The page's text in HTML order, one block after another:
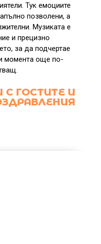
Тук емоциите
позволени, а
Музиката е
и прецизно
за да подчертае
момента още по-
С ГОСТИТЕ И